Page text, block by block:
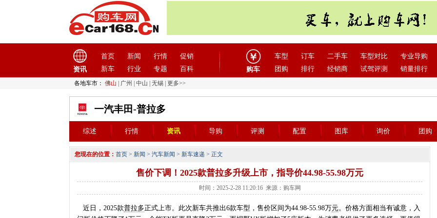
资讯
首页 新闻 行情
促销
新车
行业 专题 百科 购车
车型 订车 二手车 车型对比
专业导购
团购
排行 经销商 试驾评测 销量排行
各地车市： 佛山 广州 中山 无锡 更多>>
一汽丰田-普拉多
综述 行情 资讯 导购 评测 配置 图库 询价 团购
您现在的位置： 首页 > 新闻 > 汽车新闻 > 新车速递 > 正文
售价下调！2025款普拉多升级上市，指导价44.98-55.98万元
时间：2025-2-28 11:20:16 来源：购车网
近日，2025款普拉多正式上市。此次新车共推出6款车型，售价区间为44.98-55.98万元。价格方面相当有诚意，入